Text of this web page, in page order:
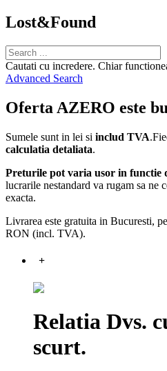
Lost&Found
Cautati cu incredere. Chiar
Advanced Search
Oferta AZERO este
Sumele sunt in lei si includ TVA
calculatia detaliata.
Preturile pot varia usor in functie
lucrarile nestandard va rugam sa ne
exacta.
Livrarea este gratuita in Bucuresti,
RON (incl. TVA).
+
Relatia Dvs.
scurt.